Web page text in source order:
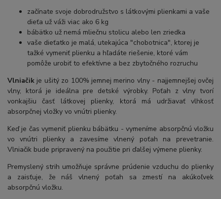
začínate svoje dobrodružstvo s látkovými plienkami a vaše
dieťa už váži viac ako 6 kg
bábätko už nemá mliečnu stolicu alebo len zriedka
vaše dieťatko je malá, utekajúca "chobotnica", ktorej je
tažké vymeniť plienku a hľadáte riešenie, ktoré vám
pomôže urobiť to efektívne a bez zbytočného rozruchu
Vlniačik je ušitý zo 100% jemnej merino vlny - najjemnejšej ovčej
vlny, ktorá je ideálna pre detské výrobky. Poťah z vlny tvorí
vonkajšiu časť látkovej plienky, ktorá má udržiavať vlhkosť
absorpčnej vložky vo vnútri plienky.
Keď je čas vymeniť plienku bábätku - vymeníme absorpčnú vložku
vo vnútri plienky a zavesíme vlnený poťah na prevetranie.
Vlniačik bude pripravený na použitie pri ďalšej výmene plienky.
Premyslený strih umožňuje správne prúdenie vzduchu do plienky
a zaisťuje, že náš vlnený poťah sa zmestí na akúkoľvek
absorpčnú vložku.